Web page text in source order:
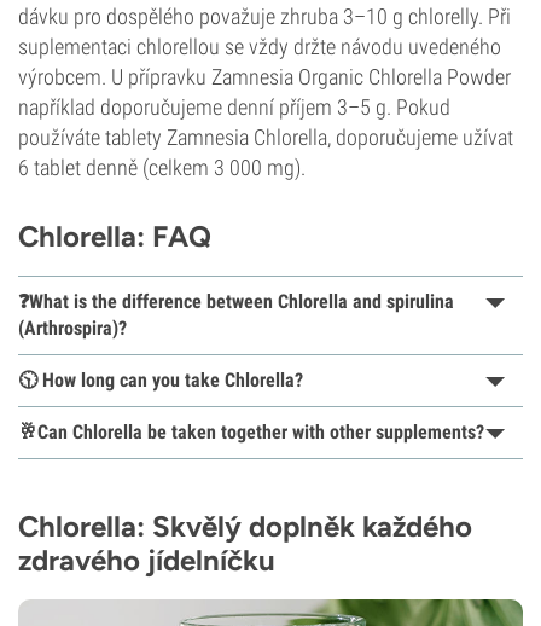
dávku pro dospělého považuje zhruba 3–10 g chlorelly. Při
suplementaci chlorellou se vždy držte návodu uvedeného
výrobcem. U přípravku Zamnesia Organic Chlorella Powder
například doporučujeme denní příjem 3–5 g. Pokud
používáte tablety Zamnesia Chlorella, doporučujeme užívat
6 tablet denně (celkem 3 000 mg).
Chlorella: FAQ
❓What is the difference between Chlorella and spirulina
(Arthrospira)?
🕥 How long can you take Chlorella?
🥂Can Chlorella be taken together with other supplements?
Chlorella: Skvělý doplněk každého
zdravého jídelníčku